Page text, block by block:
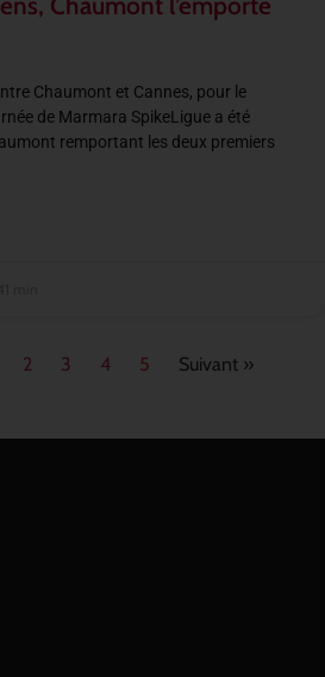
Chaumont et Cannes, pour le
de Marmara SpikeLigue a été
remportant les deux premiers
2 3 4 5 Suivant »